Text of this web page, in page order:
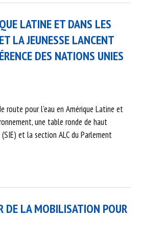
LATINE ET DANS LES
LA JEUNESSE LANCENT
DES NATIONS UNIES
route pour l’eau en Amérique Latine et
une table ronde de haut
et la section ALC du Parlement
DE LA MOBILISATION POUR